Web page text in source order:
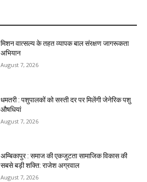
मिशन वात्सल्य के तहत व्यापक बाल संरक्षण जागरूकता
अभियान
August 7, 2026
धमतरी : पशुपालकों को सस्ती दर पर मिलेंगी जेनेरिक पशु
औषधियां
August 7, 2026
अम्बिकापुर : समाज की एकजुटता सामाजिक विकास की
सबसे बड़ी शक्ति: राजेश अग्रवाल
August 7, 2026